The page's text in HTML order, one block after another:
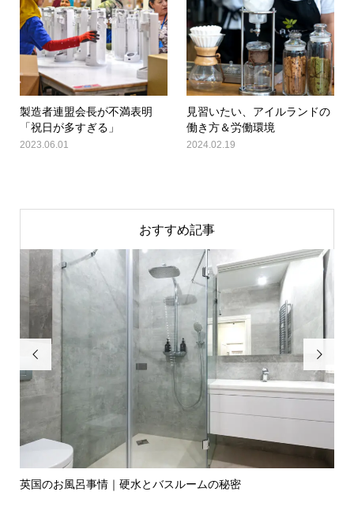
製造者連盟会長が不満表明
「祝日が多すぎる」
2023.06.01
見習いたい、アイルランドの
働き方＆労働環境
2024.02.19
おすすめ記事

英国のお風呂事情｜硬水とバスルームの秘密
